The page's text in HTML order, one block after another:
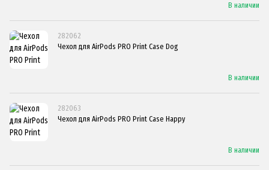
В наличии
282062
Чехол для AirPods PRO Print Case Dog
В наличии
282063
Чехол для AirPods PRO Print Case Happy
В наличии